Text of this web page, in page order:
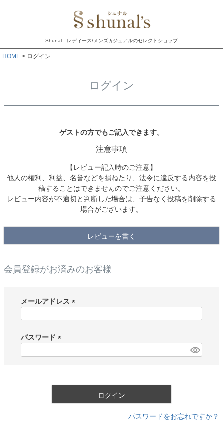
Shunal レディース/メンズカジュアルのセレクトショップ
HOME ログイン
ログイン
ゲストの方でもご記入できます。
注意事項
【レビュー記入時のご注意】
他人の権利、利益、名誉などを損ねたり、法令に違反する内容を投
稿することはできませんのでご注意ください。
レビュー内容が不適切と判断した場合は、予告なく投稿を削除する
場合がございます。
レビューを書く
会員登録がお済みのお客様
メールアドレス
)
パスワード
ログイン
パスワードをお忘れですか？